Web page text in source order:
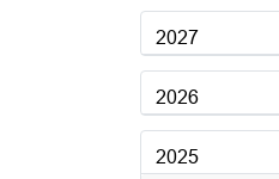
2027
2026
2025